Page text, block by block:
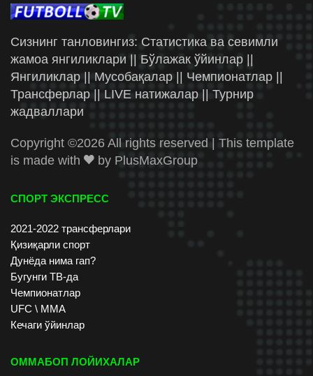
Сизнинг танловингиз: Статистика ва севимли
жамоа янгиликлари || Бўлажак ўйинлар ||
Янгиликлар || Мусобақалар || Чемпионатлар ||
Трансферлар || LIVE натижалар || Турнир
жадваллари
Copyright ©2026 All rights reserved | This template
is made with
by PlusMaxGroup
СПОРТ ЭКСПРЕСС
2021-2022 трансферлари
Қизиқарли спорт
Дунёда нима гап?
Бугунги ТВ-да
Чемпионатлар
UFC \ ММА
Кечаги ўйинлар
ОММАБОП ЛОЙИХАЛАР